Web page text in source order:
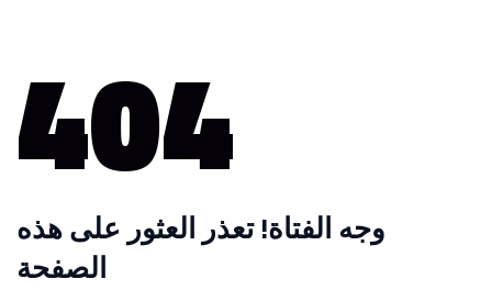
404
وجه الفتاة! تعذر العثور على هذه
الصفحة